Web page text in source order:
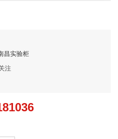
昌实验柜
注